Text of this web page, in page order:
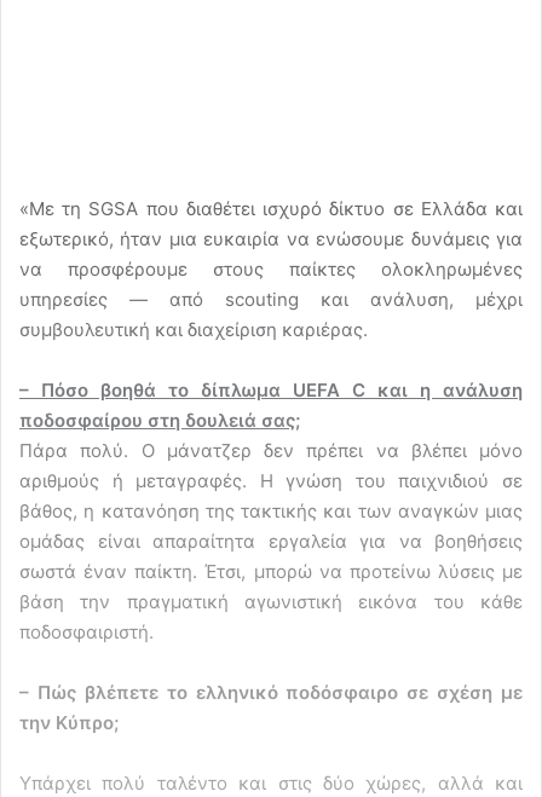
«Με τη SGSA που διαθέτει ισχυρό δίκτυο σε Ελλάδα και
εξωτερικό, ήταν μια ευκαιρία να ενώσουμε δυνάμεις για
να προσφέρουμε στους παίκτες ολοκληρωμένες
υπηρεσίες — από scouting και ανάλυση, μέχρι
συμβουλευτική και διαχείριση καριέρας.
– Πόσο βοηθά το δίπλωμα UEFA C και η ανάλυση
ποδοσφαίρου στη δουλειά σας;
Πάρα πολύ. Ο μάνατζερ δεν πρέπει να βλέπει μόνο
αριθμούς ή μεταγραφές. Η γνώση του παιχνιδιού σε
βάθος, η κατανόηση της τακτικής και των αναγκών μιας
ομάδας είναι απαραίτητα εργαλεία για να βοηθήσεις
σωστά έναν παίκτη. Έτσι, μπορώ να προτείνω λύσεις με
βάση την πραγματική αγωνιστική εικόνα του κάθε
ποδοσφαιριστή.
– Πώς βλέπετε το ελληνικό ποδόσφαιρο σε σχέση με
την Κύπρο;
Υπάρχει πολύ ταλέντο και στις δύο χώρες, αλλά και